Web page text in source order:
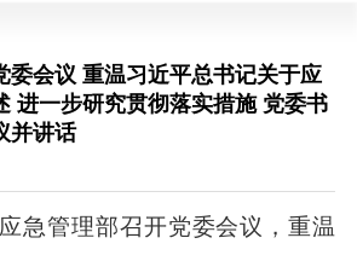
委会议 重温习近平总书记关于应
进一步研究贯彻落实措施 党委书
并讲话
急管理部召开党委会议，重温